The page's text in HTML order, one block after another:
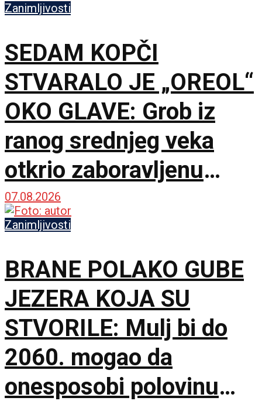
Zanimljivosti
SEDAM KOPČI
STVARALO JE „OREOL“
OKO GLAVE: Grob iz
ranog srednjeg veka
otkrio zaboravljenu
kulturu
07.08.2026
Zanimljivosti
BRANE POLAKO GUBE
JEZERA KOJA SU
STVORILE: Mulj bi do
2060. mogao da
onesposobi polovinu